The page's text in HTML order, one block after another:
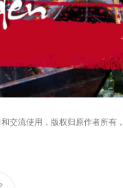
流使用，版权归原作者所有，